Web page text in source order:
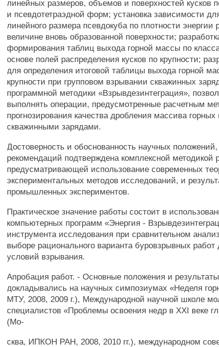
линейных размеров, объемов и поверхностей кусков
и псевдотетраэдной форм; установка зависимости
линейного размера псевдокуба по плотности энергии
величине вновь образованной поверхности;
формирования таблиц выхода горной массы по
основе полей распределения кусков по крупности;
для определения итоговой таблицы выхода горной
крупности при групповом взрывании скважинных
программной методики «Взрывдезинтеграция»,
выполнять операции, предусмотренные расчетным
прогнозирования качества дробления массива горных
скважинными зарядами.
Достоверность и обоснованность научных
рекомендаций подтверждена комплексной методикой
предусматривающей использование современных
экспериментальных методов исследований, и
промышленных экспериментов.
Практическое значение работы состоит в
компьютерных программ «Энергия -
инструмента исследования при сравнительном
выборе рационального варианта буровзрывных работ
условий взрывания.
Апробация работ. - Основные положения и
докладывались на научных симпозиумах «Неделя
МТУ, 2008, 2009 г.), Международной научной школе
специалистов «Проблемы освоения недр в XXI веке
(Мо-
сква, ИПКОН РАН, 2008, 2010 гг.), международном